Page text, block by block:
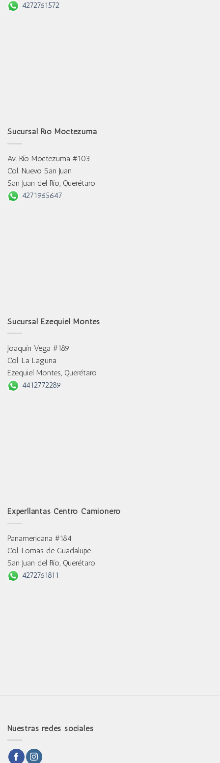
4272761572
Sucursal Río Moctezuma
Av. Río Moctezuma #103
Col. Nuevo San Juan
San Juan del Río, Querétaro
4271965647
Sucursal Ezequiel Montes
Joaquín Vega #189
Col. La Laguna
Ezequiel Montes, Querétaro
4412772289
Experllantas Centro Camionero
Panamericana #184
Col. Lomas de Guadalupe
San Juan del Río, Querétaro
4272761811
Nuestras redes sociales